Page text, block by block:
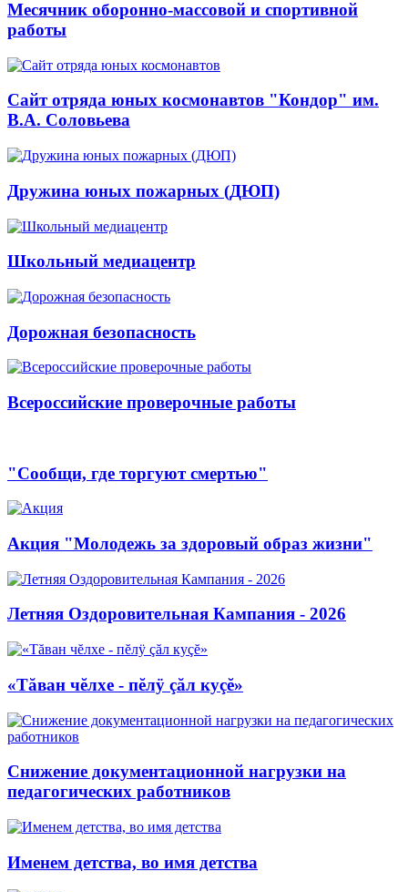
Месячник оборонно-массовой и спортивной
работы
Сайт отряда юных космонавтов "Кондор" им.
В.А. Соловьева
Дружина юных пожарных (ДЮП)
Школьный медиацентр
Дорожная безопасность
Всероссийские проверочные работы
"Сообщи, где торгуют смертью"
Акция "Молодежь за здоровый образ жизни"
Летняя Оздоровительная Кампания - 2026
«Тăван чĕлхе - пĕлÿ çăл куçĕ»
Снижение документационной нагрузки на
педагогических работников
Именем детства, во имя детства